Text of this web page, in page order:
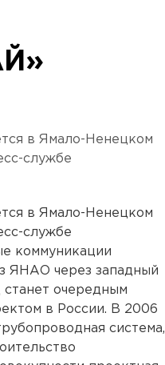
в Ямало-Ненецком
службе
в Ямало-Ненецком
службе
коммуникации
ЯНАО через западный
станет очередным
в России. В 2006
система,